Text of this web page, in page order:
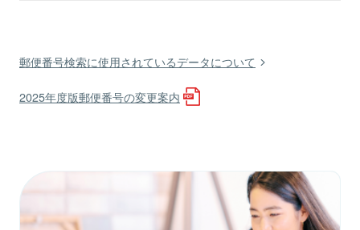
郵便番号検索に使用されているデータについて
2025年度版郵便番号の変更案内